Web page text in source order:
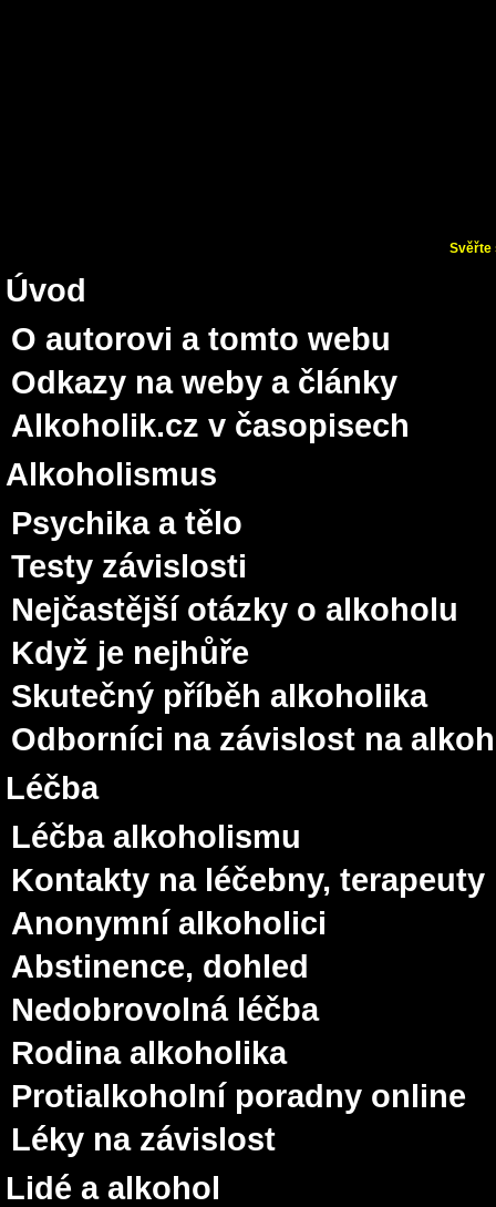
Svěřte
Úvod
O autorovi a tomto webu
Odkazy na weby a články
Alkoholik.cz v časopisech
Alkoholismus
Psychika a tělo
Testy závislosti
Nejčastější otázky o alkoholu
Když je nejhůře
Skutečný příběh alkoholika
Odborníci na závislost na
Léčba
Léčba alkoholismu
Kontakty na léčebny, terapeuty
Anonymní alkoholici
Abstinence, dohled
Nedobrovolná léčba
Rodina alkoholika
Protialkoholní poradny online
Léky na závislost
Lidé a alkohol